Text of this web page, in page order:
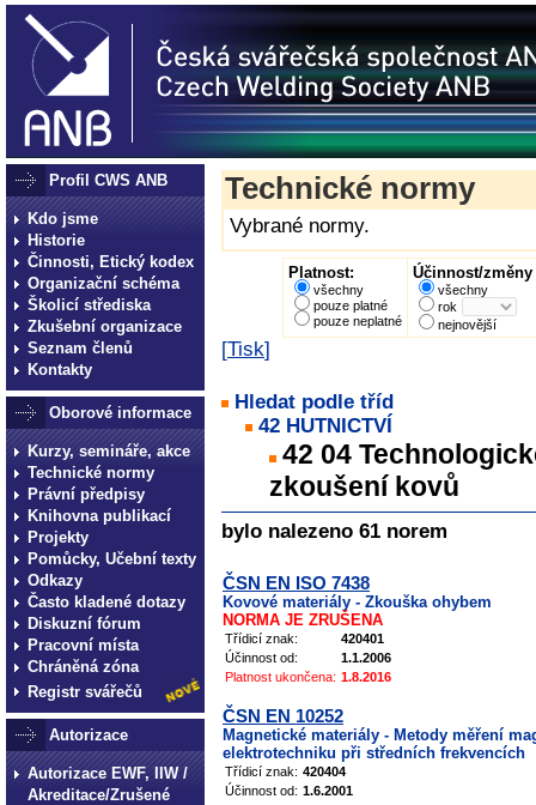
Profil CWS ANB
Kdo jsme
Historie
Činnosti, Etický kodex
Organizační schéma
Školicí střediska
Zkušební organizace
Seznam členů
Kontakty
Oborové informace
Kurzy, semináře, akce
Technické normy
Právní předpisy
Knihovna publikací
Projekty
Pomůcky, Učební texty
Odkazy
Často kladené dotazy
Diskuzní fórum
Pracovní místa
Chráněná zóna
Registr svářečů
Autorizace
Autorizace EWF, IIW /
Akreditace/Zrušené
Technické normy
Vybrané normy.
Platnost:
všechny
pouze platné
pouze neplatné
Účinnost/změny
všechny
rok
nejnovější
[Tisk]
Hledat podle tříd
42 HUTNICTVÍ
42 04
zkoušení kovů
bylo nalezeno 61 norem
ČSN EN ISO 7438
Kovové materiály - Zkouška ohybem
NORMA JE ZRUŠENA
Třídicí znak:
420401
Účinnost od:
1.1.2006
Platnost ukončena: 1.8.2016
ČSN EN 10252
Magnetické materiály - Metody měření
elektrotechniku při středních frekvencích
Třídicí znak: 420404
Účinnost od: 1.6.2001